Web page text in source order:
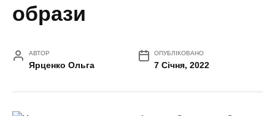
образи
АВТОР
Ярценко Ольга
ОПУБЛІКОВАНО
7 Січня, 2022